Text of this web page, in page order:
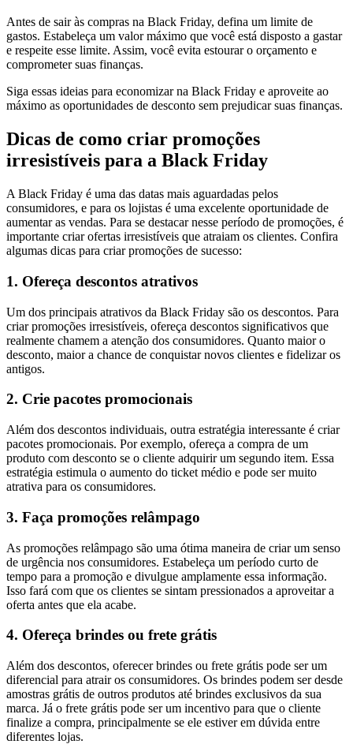
Antes de sair às compras na Black Friday, defina um limite de
gastos. Estabeleça um valor máximo que você está disposto a gastar
e respeite esse limite. Assim, você evita estourar o orçamento e
comprometer suas finanças.
Siga essas ideias para economizar na Black Friday e aproveite ao
máximo as oportunidades de desconto sem prejudicar suas finanças.
Dicas de como criar promoções
irresistíveis para a Black Friday
A Black Friday é uma das datas mais aguardadas pelos
consumidores, e para os lojistas é uma excelente oportunidade de
aumentar as vendas. Para se destacar nesse período de promoções, é
importante criar ofertas irresistíveis que atraiam os clientes. Confira
algumas dicas para criar promoções de sucesso:
1. Ofereça descontos atrativos
Um dos principais atrativos da Black Friday são os descontos. Para
criar promoções irresistíveis, ofereça descontos significativos que
realmente chamem a atenção dos consumidores. Quanto maior o
desconto, maior a chance de conquistar novos clientes e fidelizar os
antigos.
2. Crie pacotes promocionais
Além dos descontos individuais, outra estratégia interessante é criar
pacotes promocionais. Por exemplo, ofereça a compra de um
produto com desconto se o cliente adquirir um segundo item. Essa
estratégia estimula o aumento do ticket médio e pode ser muito
atrativa para os consumidores.
3. Faça promoções relâmpago
As promoções relâmpago são uma ótima maneira de criar um senso
de urgência nos consumidores. Estabeleça um período curto de
tempo para a promoção e divulgue amplamente essa informação.
Isso fará com que os clientes se sintam pressionados a aproveitar a
oferta antes que ela acabe.
4. Ofereça brindes ou frete grátis
Além dos descontos, oferecer brindes ou frete grátis pode ser um
diferencial para atrair os consumidores. Os brindes podem ser desde
amostras grátis de outros produtos até brindes exclusivos da sua
marca. Já o frete grátis pode ser um incentivo para que o cliente
finalize a compra, principalmente se ele estiver em dúvida entre
diferentes lojas.